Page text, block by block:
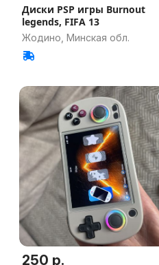
Диски PSP игры Burnout
legends, FIFA 13
Жодино, Минская обл.
250 р.